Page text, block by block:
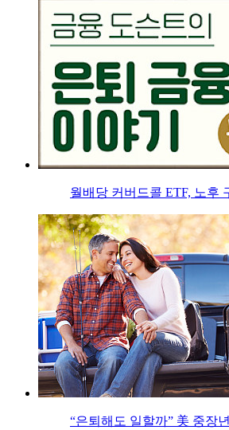
월배당 커버드콜 ETF, 노후
“은퇴해도 일할까” 美 중장